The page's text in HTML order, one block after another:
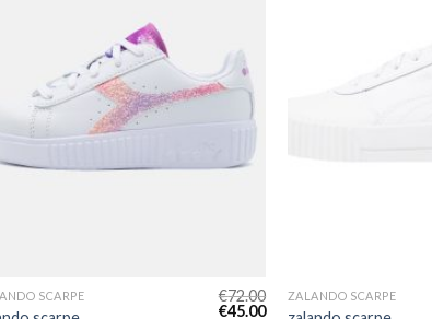
SCARPE €72.00
€45.00
ZALANDO SCARPE